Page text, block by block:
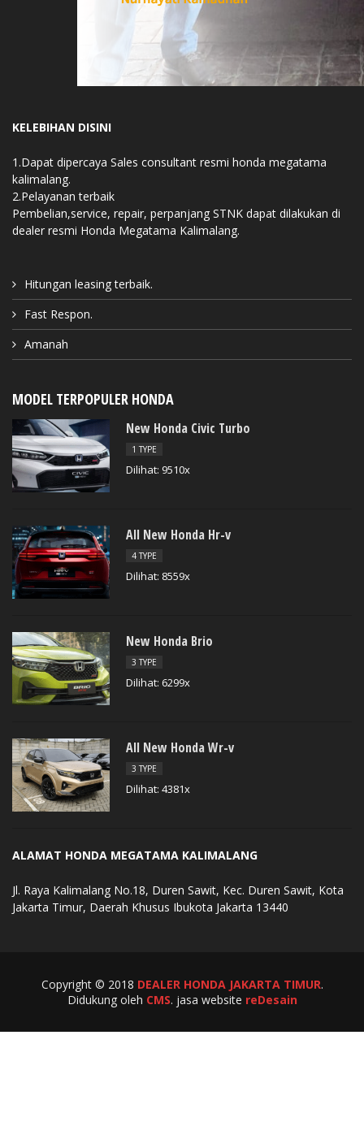
KELEBIHAN DISINI
1.Dapat dipercaya Sales consultant resmi honda megatama
kalimalang.
2.Pelayanan terbaik
Pembelian,service, repair, perpanjang STNK dapat dilakukan di
dealer resmi Honda Megatama Kalimalang.
Hitungan leasing terbaik.
Fast Respon.
Amanah
MODEL TERPOPULER HONDA
New Honda Civic Turbo
1 TYPE
Dilihat: 9510x
All New Honda Hr-v
4 TYPE
Dilihat: 8559x
New Honda Brio
3 TYPE
Dilihat: 6299x
All New Honda Wr-v
3 TYPE
Dilihat: 4381x
ALAMAT HONDA MEGATAMA KALIMALANG
Jl. Raya Kalimalang No.18, Duren Sawit, Kec. Duren Sawit, Kota
Jakarta Timur, Daerah Khusus Ibukota Jakarta 13440
Copyright © 2018 DEALER HONDA JAKARTA TIMUR.
Didukung oleh CMS. jasa website reDesain